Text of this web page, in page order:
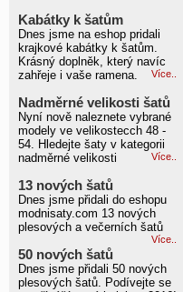
Kabátky k šatům
Dnes jsme na eshop pridali
krajkové kabátky k šatům.
Krásný doplněk, který navíc
zahřeje i vaše ramena.
Více..
Nadměrné velikosti šatů
Nyní nově naleznete vybrané
modely ve velikostecch 48 -
54. Hledejte šaty v kategorii
nadměrné velikosti
Více..
13 nových šatů
Dnes jsme přidali do eshopu
modnisaty.com 13 nových
plesových a večerních šatů
Více..
50 nových šatů
Dnes jsme přidali 50 nových
plesových šatů. Podívejte se